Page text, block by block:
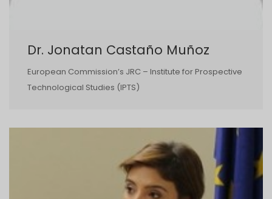
Dr. Jonatan Castaño Muñoz
European Commission’s JRC – Institute for Prospective
Technological Studies (IPTS)